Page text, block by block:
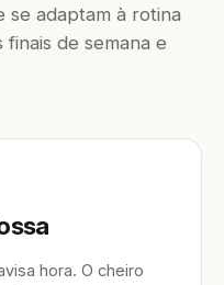
se adaptam à rotina
de semana e
hora. O cheiro